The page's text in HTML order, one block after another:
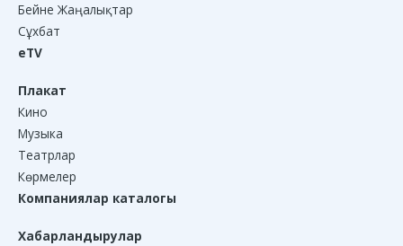
Бейне Жаңалықтар
Сұхбат
eTV
Плакат
Кино
Музыка
Театрлар
Көрмелер
Компаниялар каталогы
Хабарландырулар